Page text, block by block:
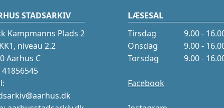
STADSARKIV
Kampmanns Plads 2
niveau 2.2
Aarhus C
41856545
LÆSESAL
Tirsdag
9.00 -
Onsdag
9.00 -
Torsdag
9.00 -
Facebook